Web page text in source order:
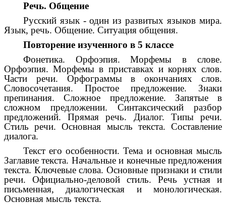
Речь. Общение
Русский язык - один из развитых языков мира.
Язык, речь. Общение. Ситуация общения.
Повторение изученного в 5 классе
Фонетика. Орфоэпия. Морфемы в слове.
Орфоэпия. Морфемы в приставках и корнях слов.
Части речи. Орфограммы в окончаниях слов.
Словосочетания. Простое предложение. Знаки
препинания. Сложное предложение. Запятые в
сложном предложении. Синтаксический разбор
предложений. Прямая речь. Диалог. Типы речи.
Стиль речи. Основная мысль текста. Составление
диалога.
Текст его особенности. Тема и основная мысль
Заглавие текста. Начальные и конечные предложения
текста. Ключевые слова. Основные признаки и стили
речи. Официально-деловой стиль. Речь устная и
письменная, диалогическая и монологическая.
Основная мысль текста.